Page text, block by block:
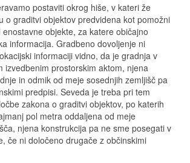
postaviti okrog hiše, v kateri že
o graditvi objektov predvidena kot pomožni
objekte, za katere običajno
informacija. Gradbeno dovoljenje ni
informaciji vidno, da je gradnja v
izvedbenim prostorskim aktom, njena
in odmik od meje sosednjih zemljišč pa
predpisi. Seveda je treba pri tem
zakona o graditvi objektov, po katerih
pol metra oddaljena od meje
njena konstrukcija pa ne sme posegati v
če ni določeno drugače z občinskimi